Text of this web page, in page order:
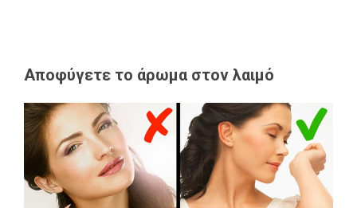
Αποφύγετε το άρωμα στον λαιμό